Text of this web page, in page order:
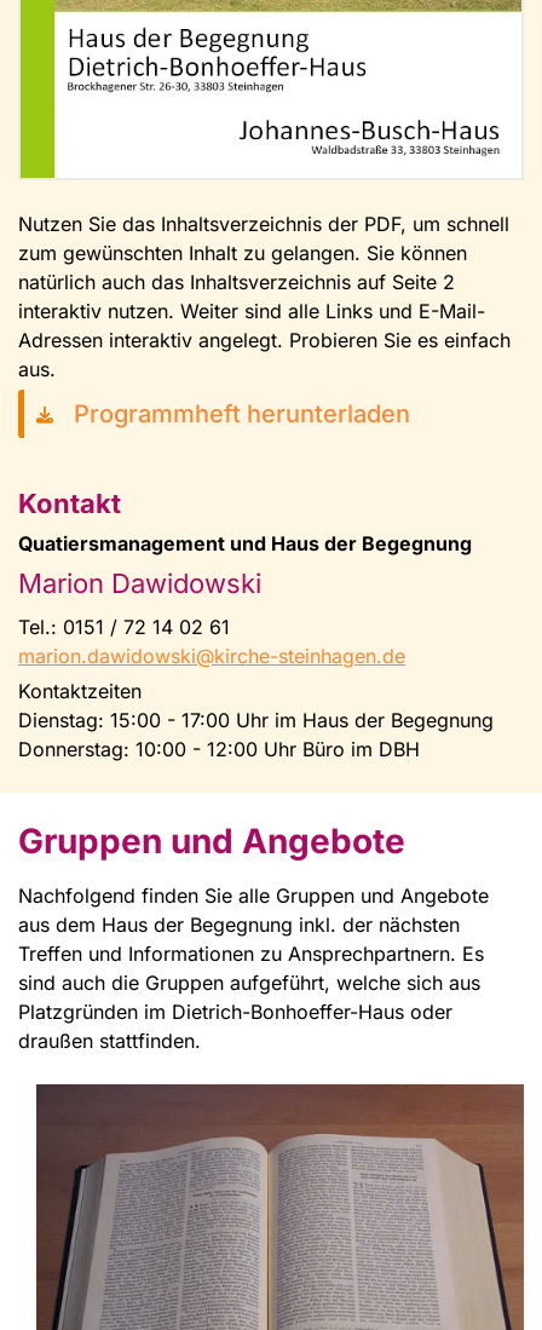
Nutzen Sie das Inhaltsverzeichnis der PDF, um schnell
zum gewünschten Inhalt zu gelangen. Sie können
natürlich auch das Inhaltsverzeichnis auf Seite 2
interaktiv nutzen. Weiter sind alle Links und E-Mail-
Adressen interaktiv angelegt. Probieren Sie es einfach
aus.
Programmheft herunterladen
Kontakt
Quatiersmanagement und Haus der Begegnung
Marion Dawidowski
Tel.: 0151 / 72 14 02 61
marion.dawidowski@kirche-steinhagen.de
Kontaktzeiten
Dienstag: 15:00 - 17:00 Uhr im Haus der Begegnung
Donnerstag: 10:00 - 12:00 Uhr Büro im DBH
Gruppen und Angebote
Nachfolgend finden Sie alle Gruppen und Angebote
aus dem Haus der Begegnung inkl. der nächsten
Treffen und Informationen zu Ansprechpartnern. Es
sind auch die Gruppen aufgeführt, welche sich aus
Platzgründen im Dietrich-Bonhoeffer-Haus oder
draußen stattfinden.